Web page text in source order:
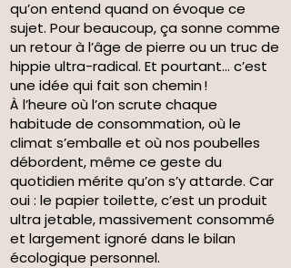
qu’on entend quand on évoque ce
sujet. Pour beaucoup, ça sonne comme
un retour à l’âge de pierre ou un truc de
hippie ultra-radical. Et pourtant… c’est
une idée qui fait son chemin !
À l’heure où l’on scrute chaque
habitude de consommation, où le
climat s’emballe et où nos poubelles
débordent, même ce geste du
quotidien mérite qu’on s’y attarde. Car
oui : le papier toilette, c’est un produit
ultra jetable, massivement consommé
et largement ignoré dans le bilan
écologique personnel.